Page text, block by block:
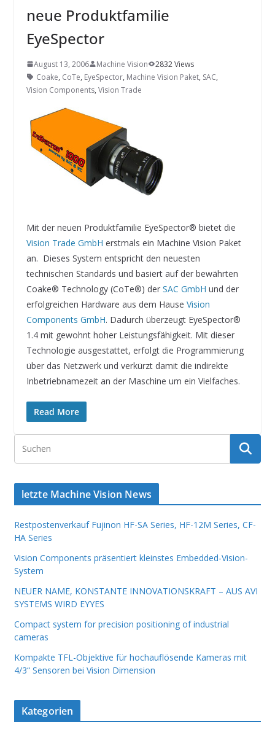
SYSTEMS WIRD EYYES
positioning of industrial cameras
neue Produktfamilie
EyeSpector
August 13, 2006 Machine Vision
2832 Views
Coake, CoTe, EyeSpector, Machine Vision Paket, SAC,
Vision Components, Vision Trade
Mit der neuen Produktfamilie EyeSpector® bietet die
Vision Trade GmbH erstmals ein Machine Vision Paket
an. Dieses System entspricht den neuesten
technischen Standards und basiert auf der bewährten
Coake® Technology (CoTe®) der SAC GmbH und der
erfolgreichen Hardware aus dem Hause Vision
Components GmbH. Dadurch überzeugt EyeSpector®
1.4 mit gewohnt hoher Leistungsfähigkeit. Mit dieser
Technologie ausgestattet, erfolgt die Programmierung
über das Netzwerk und verkürzt damit die indirekte
Inbetriebnamezeit an der Maschine um ein Vielfaches.
Read More
letzte Machine Vision News
Restpostenverkauf Fujinon HF-SA Series, HF-12M Series, CF-
HA Series
Vision Components präsentiert kleinstes Embedded-Vision-
System
NEUER NAME, KONSTANTE INNOVATIONSKRAFT – AUS AVI
SYSTEMS WIRD EYYES
Compact system for precision positioning of industrial
cameras
Kompakte TFL-Objektive für hochauflösende Kameras mit
4/3“ Sensoren bei Vision Dimension
Kategorien